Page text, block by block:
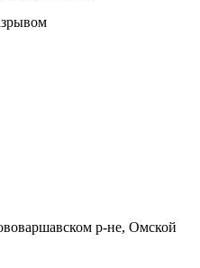
р-не, Омской